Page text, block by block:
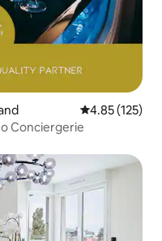
Calificación
4.85 (125)
Conciergerie